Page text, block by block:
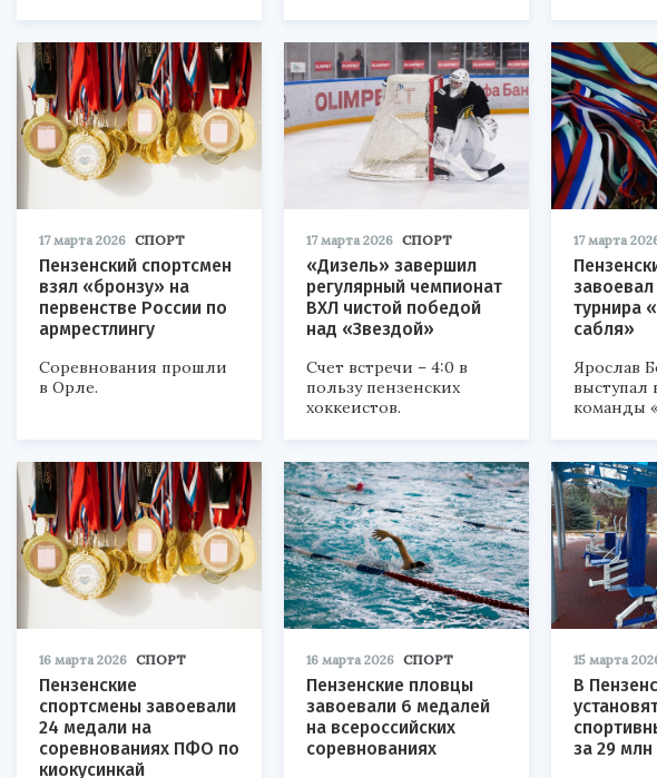
17 марта 2026 СПОРТ
Пензенский спортсмен
взял «бронзу» на
первенстве России по
армрестлингу
Соревнования прошли
в Орле.
17 марта 2026 СПОРТ
«Дизель» завершил
регулярный чемпионат
ВХЛ чистой победой
над «Звездой»
Счет встречи – 4:0 в
пользу пензенских
хоккеистов.
17 марта
турнира
сабля»
Ярослав
выступал
команды
16 марта 2026 СПОРТ
Пензенские
спортсмены завоевали
24 медали на
соревнованиях ПФО по
киокусинкай
16 марта 2026 СПОРТ
Пензенские пловцы
завоевали 6 медалей
на всероссийских
соревнованиях
15 марта
В
за 29